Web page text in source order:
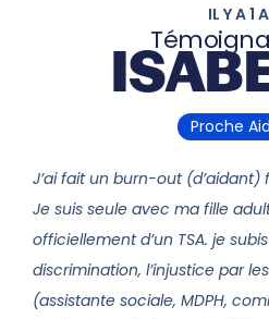
IL Y A 1
Proche
J’ai fait un burn-out (d’aidant)
Je suis seule avec ma fille
officiellement d’un TSA. je
discrimination, l’injustice par
(assistante sociale, MDPH,